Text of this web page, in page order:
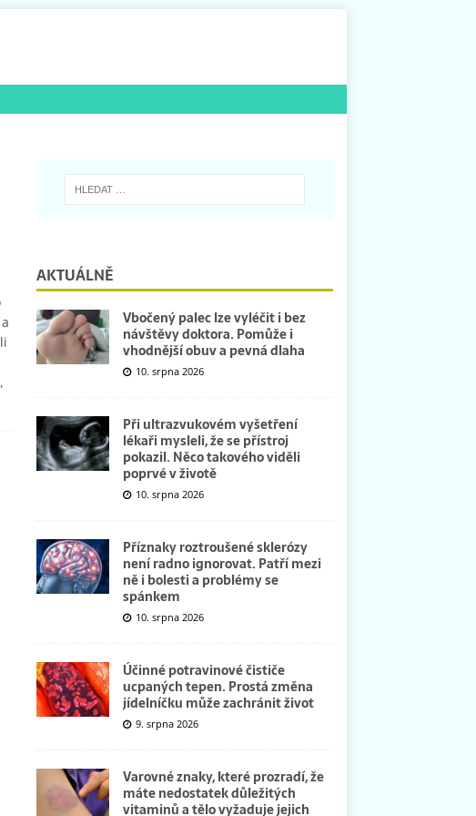
AKTUÁLNĚ
Vbočený palec lze vyléčit i bez
návštěvy doktora. Pomůže i
vhodnější obuv a pevná dlaha
10. srpna 2026
Při ultrazvukovém vyšetření
lékaři mysleli, že se přístroj
pokazil. Něco takového viděli
poprvé v životě
10. srpna 2026
Příznaky roztroušené sklerózy
není radno ignorovat. Patří mezi
ně i bolesti a problémy se
spánkem
10. srpna 2026
Účinné potravinové čističe
ucpaných tepen. Prostá změna
jídelníčku může zachránit život
9. srpna 2026
Varovné znaky, které prozradí, že
máte nedostatek důležitých
vitaminů a tělo vyžaduje jejich